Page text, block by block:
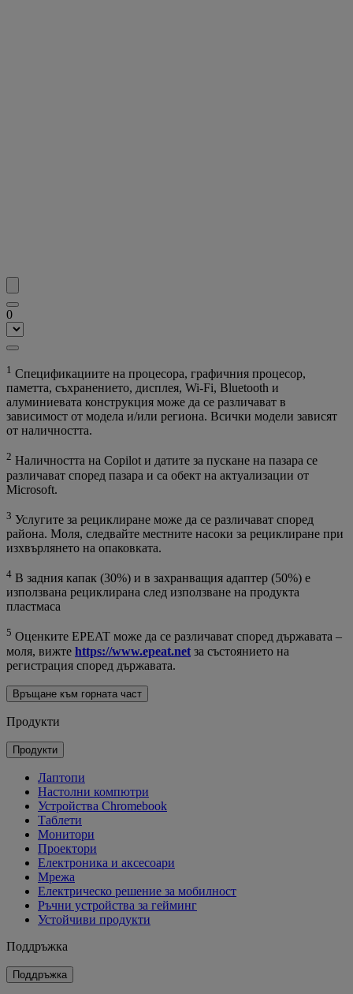
0
1 Спецификациите на процесора, графичния процесор,
паметта, съхранението, дисплея, Wi-Fi, Bluetooth и
алуминиевата конструкция може да се различават в
зависимост от модела и/или региона. Всички модели зависят
от наличността.
2 Наличността на Copilot и датите за пускане на пазара се
различават според пазара и са обект на актуализации от
Microsoft.
3 Услугите за рециклиране може да се различават според
района. Моля, следвайте местните насоки за рециклиране при
изхвърлянето на опаковката.
4 В задния капак (30%) и в захранващия адаптер (50%) е
използвана рециклирана след използване на продукта
пластмаса
5 Оценките EPEAT може да се различават според държавата –
моля, вижте https://www.epeat.net за състоянието на
регистрация според държавата.
Връщане към горната част
Продукти
Продукти
Лаптопи
Настолни компютри
Устройства Chromebook
Таблети
Монитори
Проектори
Електроника и аксесоари
Мрежа
Електрическо решение за мобилност
Ръчни устройства за гейминг
Устойчиви продукти
Поддръжка
Поддръжка